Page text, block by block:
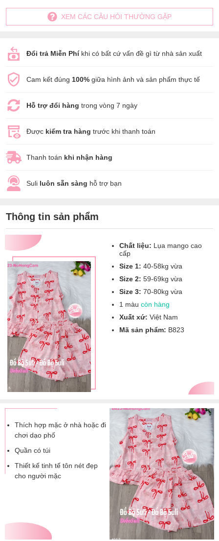
XEM CÁC CÂU HỎI THƯỜNG GẶP
Đổi trả Miễn Phíkhi có bất cứ vấn đề gì từ nhà sản xuất
Cam kết đúng 100% giữa hình ảnh và sản phẩm thực tế
Hỗ trợ đổi hàng trong vòng 7 ngày
Được kiểm tra hàng trước khi thanh toán
Thanh toán khi nhận hàng
Suli luôn sẵn sàng hỗ trợ bạn
Thông tin sản phẩm
Chất liệu: Lụa mango cao
cấp
Size 1: 40-58kg vừa
Size 2: 59-69kg vừa
Size 3: 70-80kg vừa
1 màu còn hàng
Xuất xứ: Việt Nam
Mã sản phẩm: B823
Thích hợp mặc ở nhà hoặc đi
chơi dạo phố
Quần có túi
Thiết kế tinh tế tôn nét đẹp
cho người mặc